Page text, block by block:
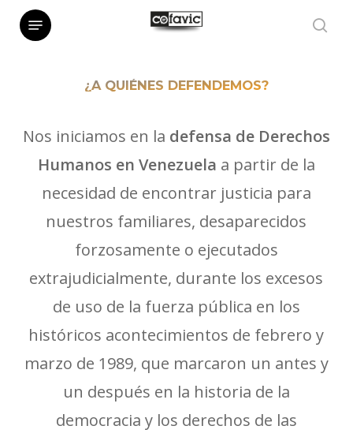
SkipMenu
¿A QUIÉNES DEFENDEMOS?
Nos iniciamos en la defensa de Derechos
Humanos en Venezuela a partir de la
necesidad de encontrar justicia para
nuestros familiares, desaparecidos
forzosamente o ejecutados
extrajudicialmente, durante los excesos
de uso de la fuerza pública en los
históricos acontecimientos de febrero y
marzo de 1989, que marcaron un antes y
un después en la historia de la
democracia y los derechos de las